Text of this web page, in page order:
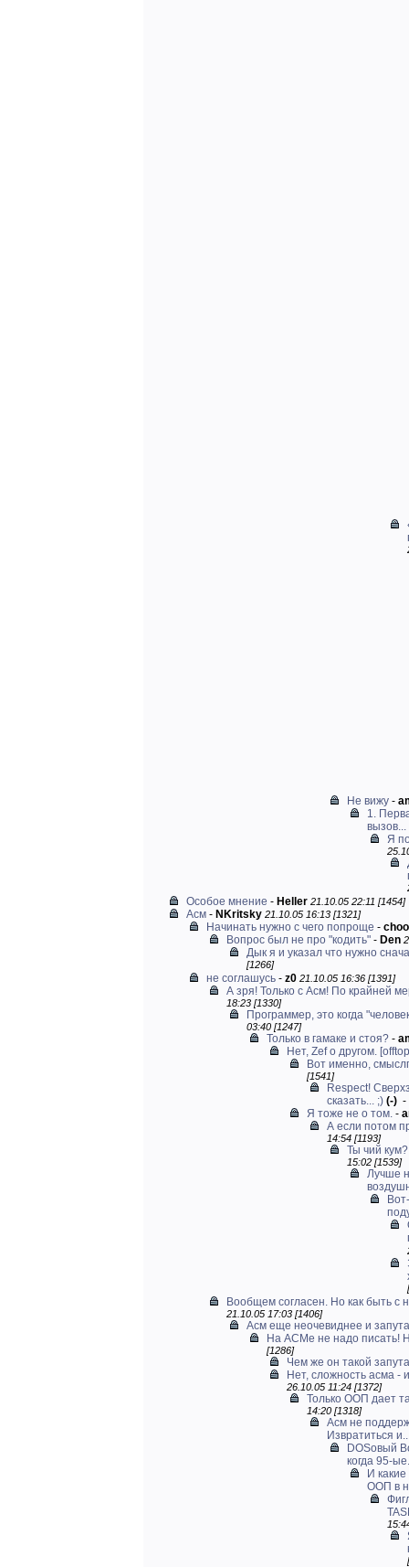
Не вижу -
1.
вызов...
Я
Особое мнение - Heller 21.10.05 22:11 [1454]
Асм - NKritsky 21.10.05 16:13 [1321]
Начинать нужно с чего попроще -
Вопрос был не про "кодить" - Den
Дык я и указал что нужно
[1266]
не соглашусь - z0 21.10.05 16:36 [1391]
А зря! Только с Асм! По крайней
18:23 [1330]
Программер, это когда
03:40 [1247]
Только в гамаке и стоя? -
Нет, Zef о другом.
Вот именно,
[1541]
Respect!
сказать... ;) (-) -
Я тоже не о том. -
А если потом
14:54 [1193]
Ты чий
15:02 [1539]
Лучше
Вообщем согласен. Но как быть с
21.10.05 17:03 [1406]
Асм еще неочевиднее и
На АСМе не надо писать!
[1286]
Чем же он такой
Нет, сложность асма -
26.10.05 11:24 [1372]
Только ООП дает
14:20 [1318]
Асм не
Извратиться
DOSовый
когда 95-
И
ООП в